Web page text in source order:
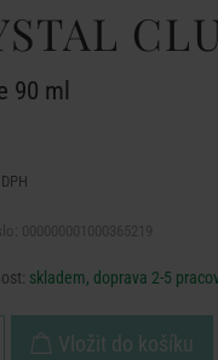
90 ml
skladem, doprava 2-5
Vložit do košíku